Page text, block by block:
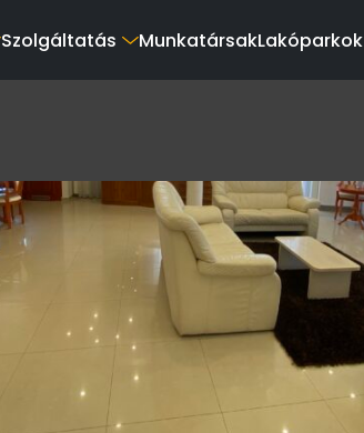
Szolgáltatás MunkatársakLakóparkok